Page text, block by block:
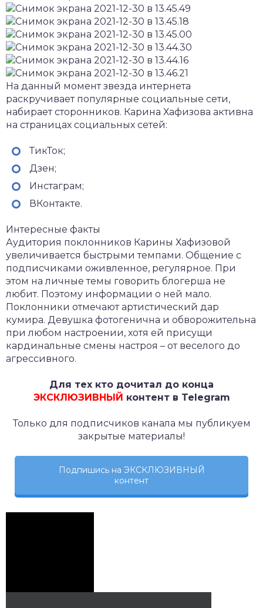
На данный момент звезда интернета
раскручивает популярные социальные сети,
набирает сторонников. Карина Хафизова активна
на страницах социальных сетей:
ТикТок;
Дзен;
Инстаграм;
ВКонтакте.
Интересные факты
Аудитория поклонников Карины Хафизовой
увеличивается быстрыми темпами. Общение с
подписчиками оживленное, регулярное. При
этом на личные темы говорить блогерша не
любит. Поэтому информации о ней мало.
Поклонники отмечают артистический дар
кумира. Девушка фотогенична и обворожительна
при любом настроении, хотя ей присущи
кардинальные смены настроя – от веселого до
агрессивного.
Для тех кто дочитал до конца
ЭКСКЛЮЗИВНЫЙ контент в Telegram
Только для подписчиков канала мы публикуем
закрытые материалы!
Подпишись на ЭКСКЛЮЗИВНЫЙ
контент